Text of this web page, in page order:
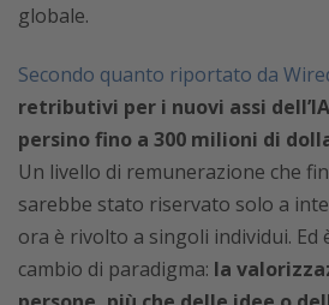
globale.
Secondo quanto riportato da
retributivi per i nuovi assi
persino fino a 300 milioni di
Un livello di remunerazione che
sarebbe stato riservato solo a
ora è rivolto a singoli individui.
cambio di paradigma: la